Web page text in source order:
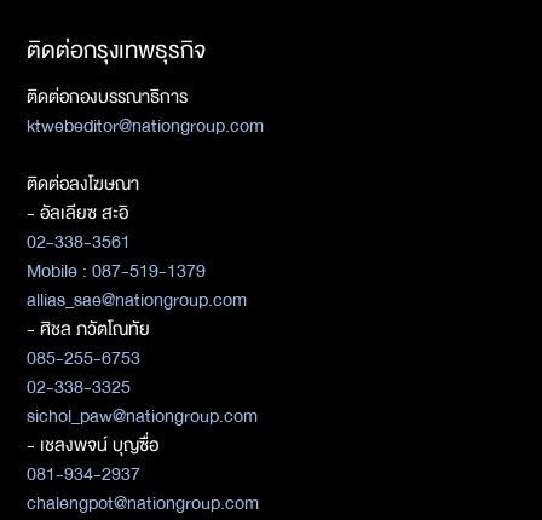
ติดต่อกรุงเทพธุรกิจ
ติดต่อกองบรรณาธิการ
ktwebeditor@nationgroup.com
ติดต่อลงโฆษณา
- อัลเลียซ สะอิ
02-338-3561
Mobile : 087-519-1379
allias_sae@nationgroup.com
- ศิชล ภวัตโณทัย
085-255-6753
02-338-3325
sichol_paw@nationgroup.com
- เชลงพจน์ บุญซื่อ
081-934-2937
chalengpot@nationgroup.com